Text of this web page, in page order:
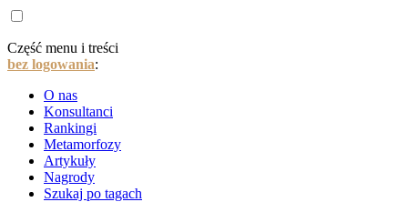
Część menu i treści
bez logowania:
O nas
Konsultanci
Rankingi
Metamorfozy
Artykuły
Nagrody
Szukaj po tagach